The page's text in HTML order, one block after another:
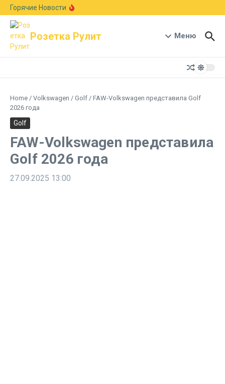
Перейти к содержанию
Горячие Новости
кроссовер X5 с мотором B58 и запасом хода
1000 км
Розетка Рулит Меню
Home / Volkswagen / Golf / FAW-Volkswagen представила Golf
2026 года
Golf
FAW-Volkswagen представила
Golf 2026 года
27.09.2025 13:00